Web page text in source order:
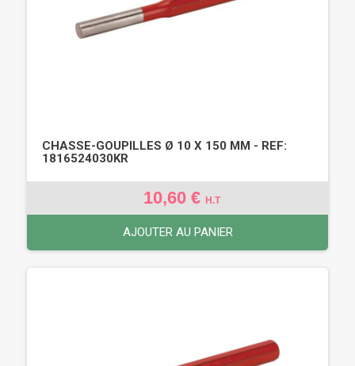
CHASSE-GOUPILLES Ø 10 X 150 MM - REF:
1816524030KR
10,60 € H.T
AJOUTER AU PANIER